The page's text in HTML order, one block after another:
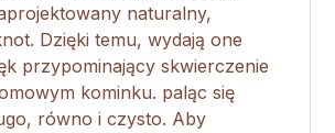
naturalny,
Dzięki temu, wydają one
przypominający skwierczenie
kominku. paląc się
równo i czysto. Aby